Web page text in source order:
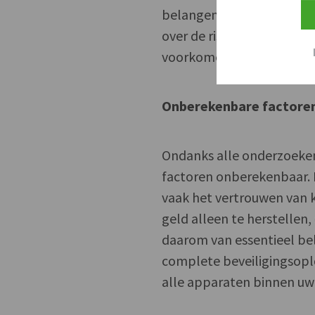
belangen van het bedrijf.
over de risico’s en welke
voorkomen en valkuilen
Onberekenbare
Ondanks alle
factoren
vaak het vertrouwen van
geld alleen te herstellen,
daarom van essentieel
complete
alle apparaten binnen